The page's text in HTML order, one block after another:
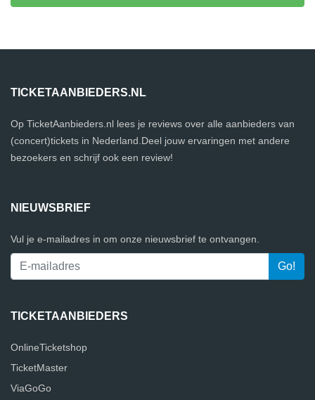
TICKETAANBIEDERS.NL
Op TicketAanbieders.nl lees je reviews over alle aanbieders van
(concert)tickets in Nederland.Deel jouw ervaringen met andere
bezoekers en schrijf ook een review!
NIEUWSBRIEF
Vul je e-mailadres in om onze nieuwsbrief te ontvangen.
TICKETAANBIEDERS
OnlineTicketshop
TicketMaster
ViaGoGo